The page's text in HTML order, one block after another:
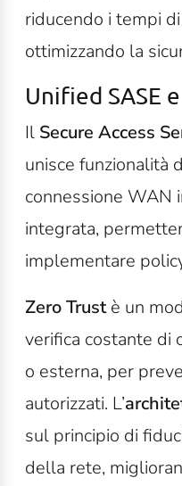
riducendo i tempi
ottimizzando la
Unified SASE
Il Secure Access
unisce funzionalità
connessione WAN
integrata,
implementare
Zero Trustè un
verifica costante di
o esterna, per
autorizzati. L’
sul principio di
della rete,